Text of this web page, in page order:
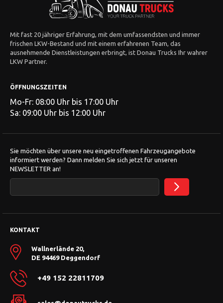
Mit fast 20 jähriger Erfahrung, mit dem umfassendsten und immer
frischen LKW-Bestand und mit einem erfahrenen Team, das
ausnehmende Dienstleistungen erbringt, ist Donau Trucks Ihr wahrer
LKW Partner.
ÖFFNUNGSZEITEN
Mo-Fr: 08:00 Uhr bis 17:00 Uhr
Sa: 09:00 Uhr bis 12:00 Uhr
KONTAKT
Wallnerlände 20,
DE 94469 Deggendorf
+49 152 22811709
Sie möchten über unsere neu eingetroffenen Fahrzeugangebote
informiert werden? Dann melden Sie sich jetzt für unseren
NEWSLETTER an!